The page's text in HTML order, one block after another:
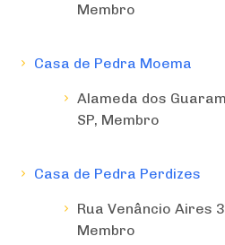
Membro
Casa de Pedra Moema
Alameda dos
SP, Membro
Casa de Pedra Perdizes
Rua Venâncio Aires
Membro